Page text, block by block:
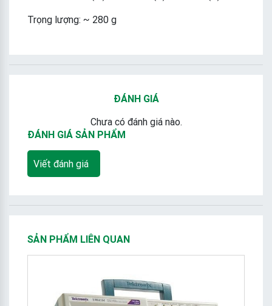
Trọng lượng: ~ 280 g
ĐÁNH GIÁ
Chưa có đánh giá nào.
ĐÁNH GIÁ SẢN PHẨM
Viết đánh giá
SẢN PHẨM LIÊN QUAN